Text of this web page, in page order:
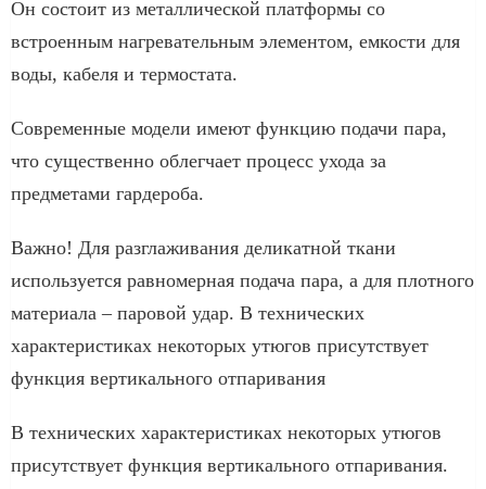
Он состоит из металлической платформы со
встроенным нагревательным элементом, емкости для
воды, кабеля и термостата.
Современные модели имеют функцию подачи пара,
что существенно облегчает процесс ухода за
предметами гардероба.
Важно! Для разглаживания деликатной ткани
используется равномерная подача пара, а для плотного
материала – паровой удар. В технических
характеристиках некоторых утюгов присутствует
функция вертикального отпаривания
В технических характеристиках некоторых утюгов
присутствует функция вертикального отпаривания.